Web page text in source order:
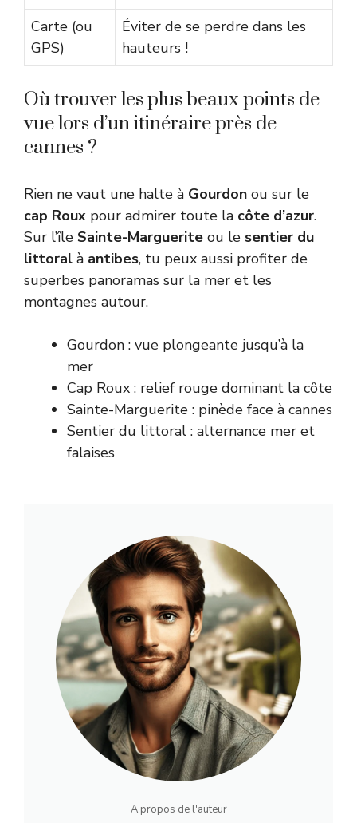
Carte (ou
GPS)
Éviter de se perdre dans les
hauteurs !
Où trouver les plus beaux points de
vue lors d’un itinéraire près de
cannes ?
Rien ne vaut une halte à Gourdon ou sur le
cap Roux pour admirer toute la côte d’azur.
Sur l’île Sainte-Marguerite ou le sentier du
littoral à antibes, tu peux aussi profiter de
superbes panoramas sur la mer et les
montagnes autour.
Gourdon : vue plongeante jusqu’à la
mer
Cap Roux : relief rouge dominant la côte
Sainte-Marguerite : pinède face à cannes
Sentier du littoral : alternance mer et
falaises
A propos de l'auteur